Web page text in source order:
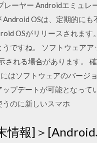
ーヤー Androidエミュレ
OSは、定期的にも
OSがリリースされます
ですね。 ソフトウェアア
れる場合があります。
はソフトウェアのバージ
プデートが可能となって
のに新しいスマホ
情報]＞